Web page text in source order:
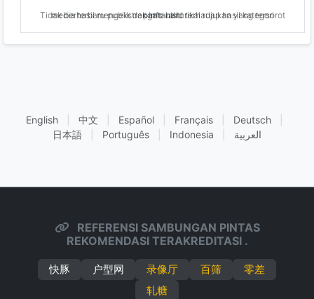
Tidak berhasil mengekstrak info historikal rujukan yang tersorot media terbaru publik dengan valid terhadap hasil kategori pantauan.
English 中文 Español Français Deutsch
日本語
Português Indonesia العربية
REFERENSI SAMBUNGAN PINTAS
REKOMENDASI TERAKREDITASI .
快豚 户型网 录像厅 百筛
零差
轧糖